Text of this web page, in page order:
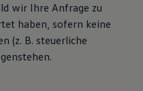
wir Ihre Anfrage zu
haben, sofern keine
(z. B. steuerliche